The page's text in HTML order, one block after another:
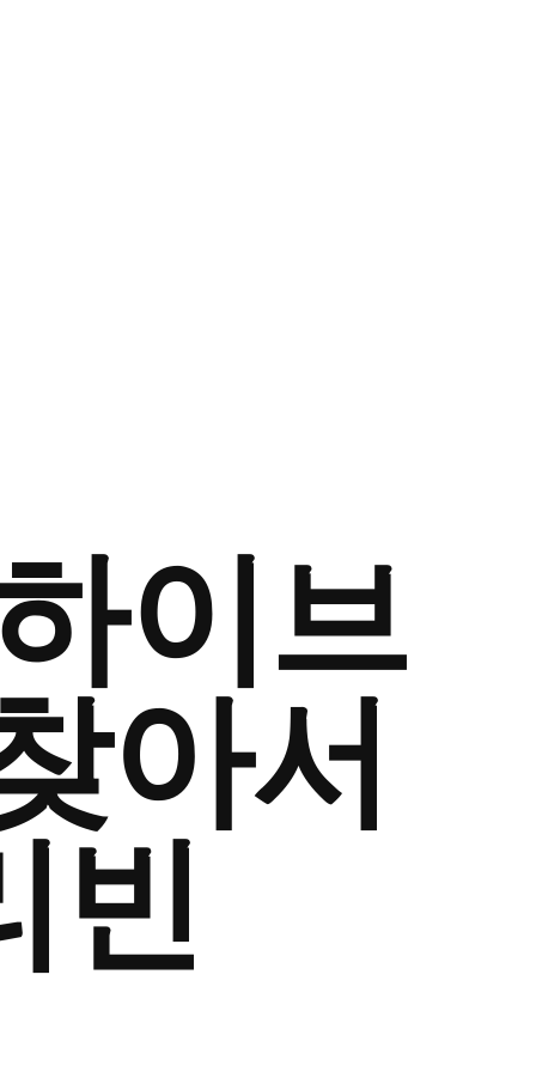
이브
아서
빈